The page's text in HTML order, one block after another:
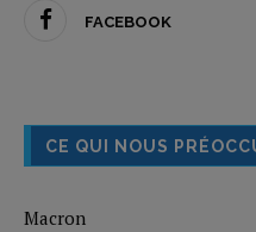
FACEBOOK
CE QUI NOUS
Macron